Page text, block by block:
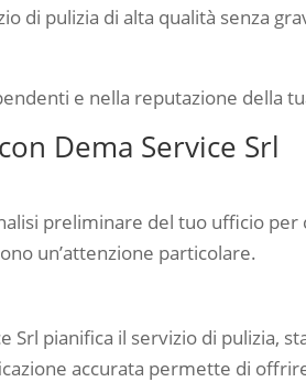
pulizia di alta qualità senza
e nella reputazione della
Dema Service Srl
preliminare del tuo ufficio
un’attenzione particolare.
pianifica il servizio di pulizia,
accurata permette di